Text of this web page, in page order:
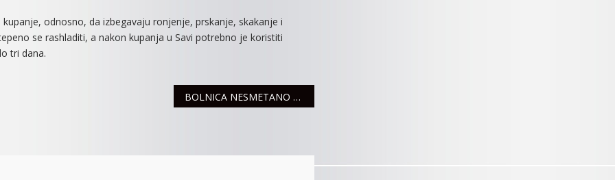
odnosno, da izbegavaju ronjenje, prskanje, skakanje i
se rashladiti, a nakon kupanja u Savi potrebno je koristiti
tri dana.
BOLNICA NESMETANO RADI, UPRKOS KOVID CENTRU